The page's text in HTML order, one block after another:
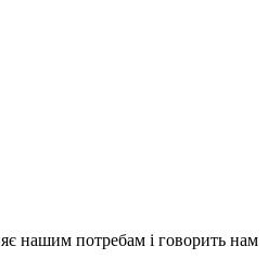
нашим потребам і говорить нам